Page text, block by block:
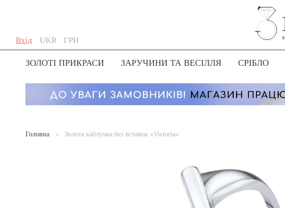
Вхід
Skip
to
Content
Мова
UKR Валюта
ГРН
ЗОЛОТІ ПРИКРАСИ ЗАРУЧИНИ ТА ВЕСІЛЛЯ СРІБЛО
Головна Золота каблучка без вставок «Victoria»